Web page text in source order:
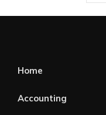
Home
Accounting